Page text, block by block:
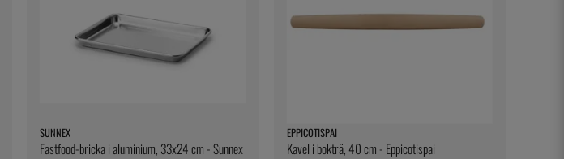
SUNNEX
Fastfood-bricka i aluminium, 33x24 cm - Sunnex
EPPICOTISPAI
Kavel i bokträ, 40 cm - Eppicotispai